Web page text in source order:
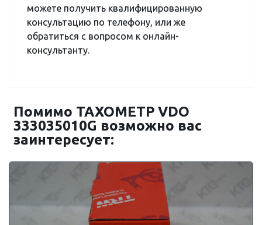
можете получить квалифицированную
консультацию по телефону, или же
обратиться с вопросом к онлайн-
консультанту.
Помимо ТАХОМЕТР VDO
333035010G возможно вас
заинтересует: